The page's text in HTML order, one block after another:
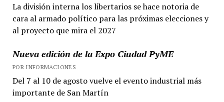
La división interna los libertarios se hace notoria de
cara al armado político para las próximas elecciones y
al proyecto que mira el 2027
Nueva edición de la Expo Ciudad PyME
POR INFORMACIONES
Del 7 al 10 de agosto vuelve el evento industrial más
importante de San Martín